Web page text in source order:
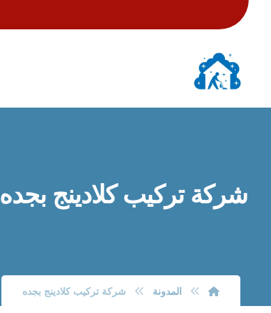
شركة تركيب كلادينج بجده
المدونة شركة تركيب كلادينج بجده